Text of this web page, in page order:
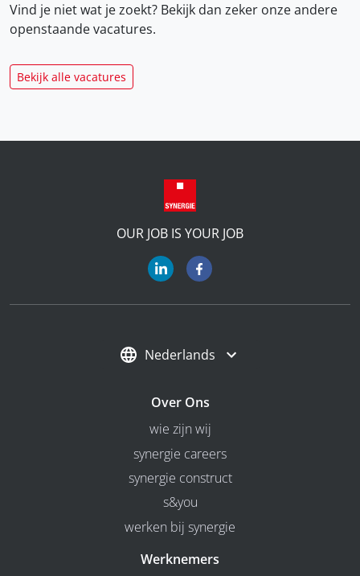
Vind je niet wat je zoekt? Bekijk dan zeker onzeandere
openstaande vacatures.
Bekijk alle vacatures
OUR JOB IS YOUR JOB
Nederlands
Over Ons
wie zijn wij
synergie careers
synergie construct
s&you
werken bij synergie
Werknemers